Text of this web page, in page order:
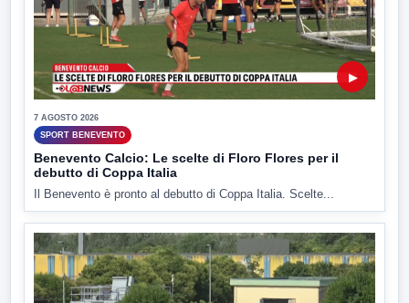
▶
7 AGOSTO 2026
SPORT BENEVENTO
Benevento Calcio: Le scelte di Floro Flores per il
debutto di Coppa Italia
Il Benevento è pronto al debutto di Coppa Italia. Scelte...